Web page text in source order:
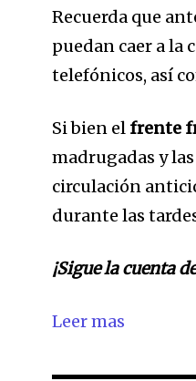
Recuerda que
puedan caer a la
telefónicos, así
Si bien el frente
madrugadas y
circulación
durante las
¡Sigue la cuenta
Leer mas